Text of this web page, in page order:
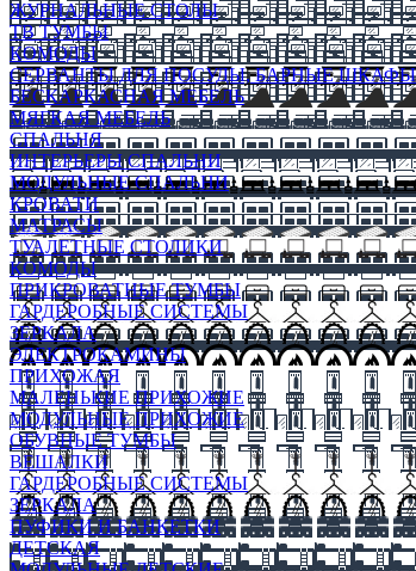
ЖУРНАЛЬНЫЕ СТОЛЫ
ТВ ТУМБЫ
КОМОДЫ
СЕРВАНТЫ ДЛЯ ПОСУДЫ, БАРНЫЕ ШКАФЫ
БЕСКАРКАСНАЯ МЕБЕЛЬ
МЯГКАЯ МЕБЕЛЬ
СПАЛЬНЯ
ИНТЕРЬЕРЫ СПАЛЬНИ
МОДУЛЬНЫЕ СПАЛЬНИ
КРОВАТИ
МАТРАСЫ
ТУАЛЕТНЫЕ СТОЛИКИ
КОМОДЫ
ПРИКРОВАТНЫЕ ТУМБЫ
ГАРДЕРОБНЫЕ СИСТЕМЫ
ЗЕРКАЛА
ЭЛЕКТРОКАМИНЫ
ПРИХОЖАЯ
МАЛЕНЬКИЕ ПРИХОЖИЕ
МОДУЛЬНЫЕ ПРИХОЖИЕ
ОБУВНЫЕ ТУМБЫ
ВЕШАЛКИ
ГАРДЕРОБНЫЕ СИСТЕМЫ
ЗЕРКАЛА
ПУФИКИ И БАНКЕТКИ
ДЕТСКАЯ